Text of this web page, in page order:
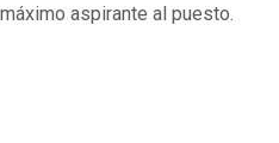
aspirante al puesto.